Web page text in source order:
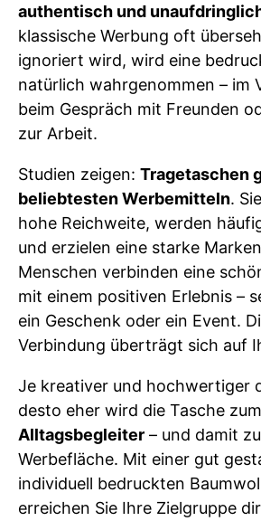
authentisch und
klassische Werbung oft
ignoriert wird, wird eine
natürlich wahrgenommen – im
beim Gespräch mit Freunden
zur Arbeit.
Studien zeigen: Tragetaschen
beliebtesten Werbemitteln.
hohe Reichweite, werden
und erzielen eine starke
Menschen verbinden eine
mit einem positiven Erlebnis –
ein Geschenk oder ein Event.
Verbindung überträgt sich auf
Je kreativer und hochwertiger
desto eher wird die Tasche zum
Alltagsbegleiter – und damit
Werbefläche. Mit einer gut
individuell bedruckten
erreichen Sie Ihre Zielgruppe